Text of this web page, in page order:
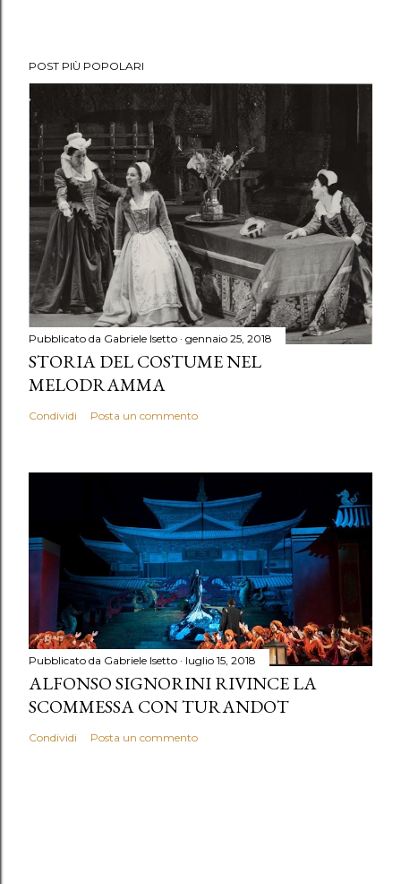
POST PIÙ POPOLARI
Pubblicato da Gabriele Isetto gennaio 25, 2018
STORIA DEL COSTUME NEL
MELODRAMMA
Condividi Posta un commento
Pubblicato da Gabriele Isetto luglio 15, 2018
ALFONSO SIGNORINI RIVINCE LA
SCOMMESSA CON TURANDOT
Condividi Posta un commento